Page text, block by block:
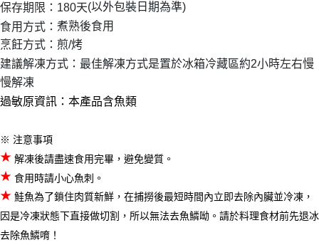
保存期限：180天(以外包裝日期為準)
食用方式： 煮熟後食用
烹飪方式：煎/烤
建議解凍方式：最佳解凍方式是置於冰箱冷藏區約2小時左右慢
慢解凍
過敏原資訊：本產品含魚類
※ 注意事項
★ 解凍後請盡速食用完畢，避免變質。
★ 食用時請小心魚刺。
★ 鮭魚為了鎖住肉質新鮮，在捕撈後最短時間內立即去除內臟並冷凍，
因是冷凍狀態下直接做切割，所以無法去魚鱗呦。請於料理食材前先退冰
去除魚鱗唷！